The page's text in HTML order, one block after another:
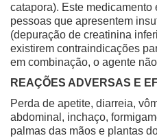
catapora). Este medicamento
pessoas que apresentem
(depuração de creatinina
existirem contraindicações
em combinação, o agente
REAÇÕES ADVERSAS E
Perda de apetite, diarreia,
abdominal, inchaço,
palmas das mãos e plantas